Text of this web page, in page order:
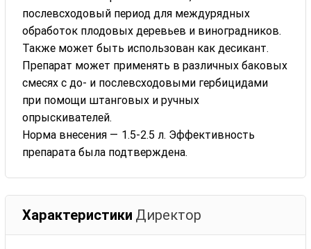
послевсходовый период для междурядных
обработок плодовых деревьев и виноградников.
Также может быть использован как десикант.
Препарат может применять в различных баковых
смесях с до- и послевсходовыми гербицидами
при помощи штанговых и ручных
опрыскивателей.
Норма внесения — 1.5-2.5 л. Эффективность
препарата была подтверждена.
Характеристики Директор